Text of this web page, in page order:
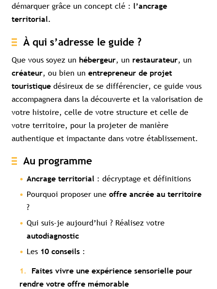
démarquer grâce un concept clé : l’ancrage
territorial.
À qui s’adresse le guide ?
Que vous soyez un hébergeur, un restaurateur, un
créateur, ou bien un entrepreneur de projet
touristique désireux de se différencier, ce guide vous
accompagnera dans la découverte et la valorisation de
votre histoire, celle de votre structure et celle de
votre territoire, pour la projeter de manière
authentique et impactante dans votre établissement.
Au programme
Ancrage territorial : décryptage et définitions
Pourquoi proposer une offre ancrée au territoire
?
Qui suis-je aujourd’hui ? Réalisez votre
autodiagnostic
Les 10 conseils :
Faites vivre une expérience sensorielle pour
rendre votre offre mémorable
Contenu réservé aux abonné(e)s
premium
Souscrivez à l'abonnement et accédez à
tous nos contenus exclusifs
Souscrire à l'abonnement premium
Se connecter
Visibilité sur tourismebretagne.com